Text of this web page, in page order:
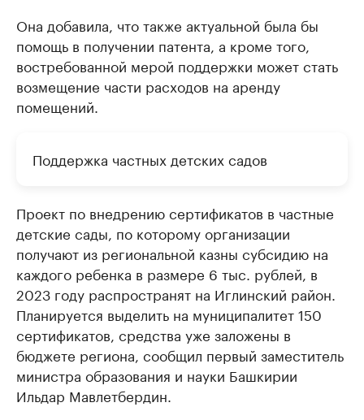
Она добавила, что также актуальной была бы
помощь в получении патента, а кроме того,
востребованной мерой поддержки может стать
возмещение части расходов на аренду
помещений.
Поддержка частных детских садов
Проект по внедрению сертификатов в частные
детские сады, по которому организации
получают из региональной казны субсидию на
каждого ребенка в размере 6 тыс. рублей, в
2023 году распространят на Иглинский район.
Планируется выделить на муниципалитет 150
сертификатов, средства уже заложены в
бюджете региона, сообщил первый заместитель
министра образования и науки Башкирии
Ильдар Мавлетбердин.